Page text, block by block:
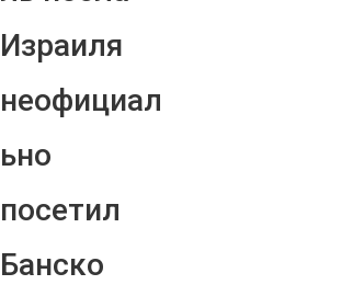
Израиля
неофициал
ьно
посетил
Банско